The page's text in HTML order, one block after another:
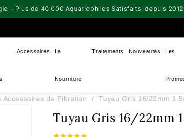
- Plus de 40 000 Aquariophiles Satisfaits depuis
Accessoires La
Nourriture
Traitements Nouveautés Les
Accessoires de Filtration Tuyau Gris 16/22mm
Tuyau Gris 16/22mm